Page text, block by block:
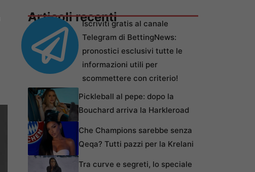
Articoli recentiIscriviti gratis al canale
Telegram di BettingNews:
pronostici esclusivi tutte le
informazioni utili per
scommettere con criterio!
Pickleball al pepe: dopo la
Bouchard arriva la Harkleroad
Che Champions sarebbe senza
Qeqa? Tutti pazzi per la Krelani
Tra curve e segreti, lo speciale